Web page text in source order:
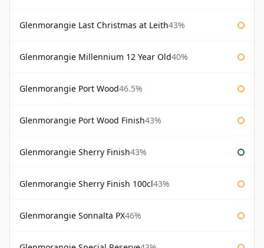
Glenmorangie Last Christmas at Leith43%
Glenmorangie Millennium 12 Year Old40%
Glenmorangie Port Wood46.5%
Glenmorangie Port Wood Finish43%
Glenmorangie Sherry Finish43%
Glenmorangie Sherry Finish 100cl43%
Glenmorangie Sonnalta PX46%